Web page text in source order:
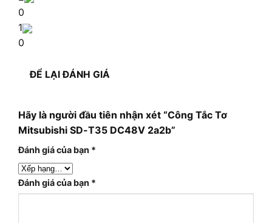
0
1
0
ĐỂ LẠI ĐÁNH GIÁ
Hãy là người đầu tiên nhận xét “Công Tắc Tơ
Mitsubishi SD-T35 DC48V 2a2b”
Đánh giá của bạn *
Đánh giá của bạn *